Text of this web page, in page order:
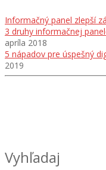
Informačný panel zlepší
3 druhy informačnej
apríla 2018
5 nápadov pre úspešný
2019
Vyhľadaj